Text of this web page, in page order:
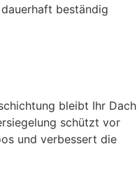
beständig
bleibt Ihr Dach
schützt vor
und verbessert die